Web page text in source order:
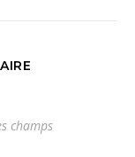
champs